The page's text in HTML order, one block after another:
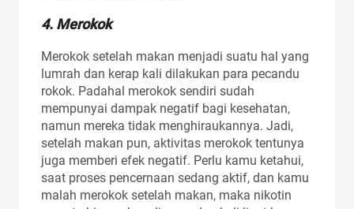
4. Merokok
Merokok setelah makan menjadi suatu hal yang
lumrah dan kerap kali dilakukan para pecandu
rokok. Padahal merokok sendiri sudah
mempunyai dampak negatif bagi kesehatan,
namun mereka tidak menghiraukannya. Jadi,
setelah makan pun, aktivitas merokok tentunya
juga memberi efek negatif. Perlu kamu ketahui,
saat proses pencernaan sedang aktif, dan kamu
malah merokok setelah makan, maka nikotin